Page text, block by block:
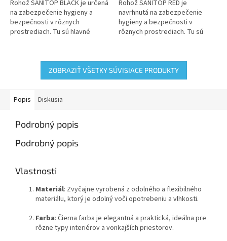
Rohož SANITOP BLACK je určená
na zabezpečenie hygieny a
bezpečnosti v rôznych
prostrediach. Tu sú hlavné
Rohož SANITOP RED je
navrhnutá na zabezpečenie
hygieny a bezpečnosti v
rôznych prostrediach. Tu sú
Vlastnosti...
ZOBRAZIŤ VŠETKY SÚVISIACE PRODUKTY
Popis Diskusia
Podrobný popis
Podrobný popis
Vlastnosti
Materiál: Zvyčajne vyrobená z odolného a flexibilného
materiálu, ktorý je odolný voči opotrebeniu a vlhkosti.
Farba: Čierna farba je elegantná a praktická, ideálna pre
rôzne typy interiérov a vonkajších priestorov.